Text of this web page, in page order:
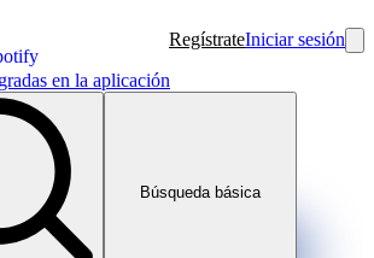
RegístrateIniciar sesión
en la aplicación
Búsqueda básica